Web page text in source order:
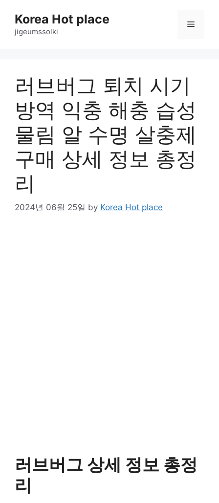
content
Korea Hot place
jigeumssolki
Menu
러브버그 퇴치 시기
방역 익충 해충 습성
물림 알 수명 살충제
구매 상세 정보 총정
리
2024년 06월 25일 by Korea Hot place
러브버그 상세 정보 총정
리